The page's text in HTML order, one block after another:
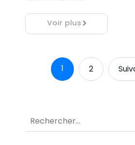
Voir plus
1 2
Rechercher :